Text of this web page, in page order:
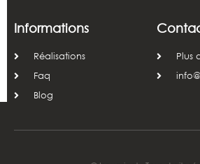
Informations
Réalisations
Faq
Blog
Plus